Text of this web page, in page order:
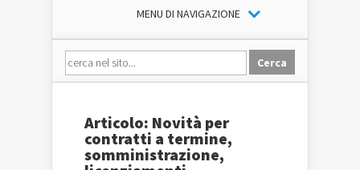
MENU DI NAVIGAZIONE
Articolo: Novità per
contratti a termine,
somministrazione,